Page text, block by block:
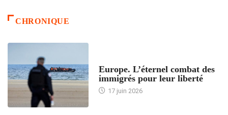
CHRONIQUE
Europe. L’éternel combat des
immigrés pour leur liberté
17 juin 2026